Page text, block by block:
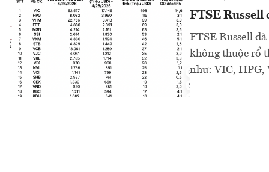
FTSE Russell
FTSE Russell
không thuộc rổ
như: VIC, HPG,